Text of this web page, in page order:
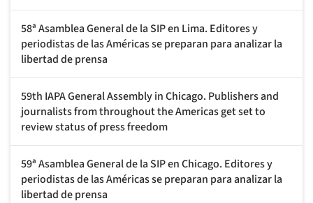
58ª Asamblea General de la SIP en Lima. Editores y
periodistas de las Américas se preparan para analizar la
libertad de prensa
59th IAPA General Assembly in Chicago. Publishers and
journalists from throughout the Americas get set to
review status of press freedom
59ª Asamblea General de la SIP en Chicago. Editores y
periodistas de las Américas se preparan para analizar la
libertad de prensa